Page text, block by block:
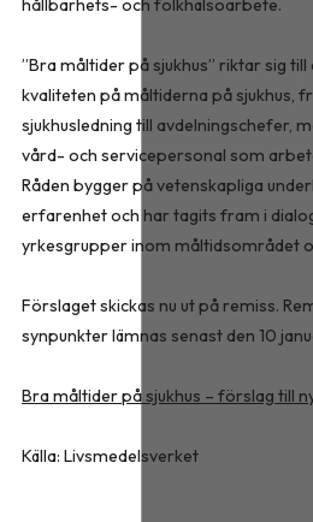
hållbarhets- och folkhälsoarbete.
”Bra måltider på sjukhus” riktar sig
kvaliteten på måltiderna på sjukhus,
sjukhusledning till avdelningschefer,
vård- och servicepersonal som
Råden bygger på vetenskapliga
erfarenhet och har tagits fram i
yrkesgrupper inom måltidsområdet
Förslaget skickas nu ut på remiss.
synpunkter lämnas senast den 10
Bra måltider på sjukhus – förslag till
Källa: Livsmedelsverket